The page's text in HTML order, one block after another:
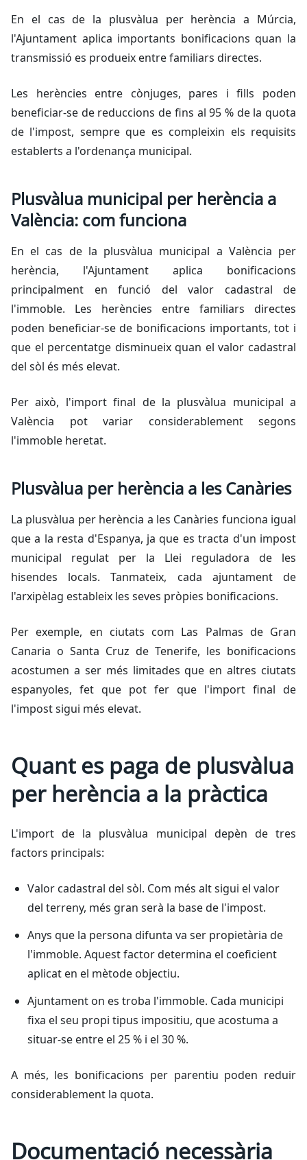
En el cas de la plusvàlua per herència a Múrcia,
l'Ajuntament aplica importants bonificacions quan la
transmissió es produeix entre familiars directes.
Les herències entre cònjuges, pares i fills poden
beneficiar-se de reduccions de fins al 95 % de la quota
de l'impost, sempre que es compleixin els requisits
establerts a l'ordenança municipal.
Plusvàlua municipal per herència a
València: com funciona
En el cas de la plusvàlua municipal a València per
herència, l'Ajuntament aplica bonificacions
principalment en funció del valor cadastral de
l'immoble. Les herències entre familiars directes
poden beneficiar-se de bonificacions importants, tot i
que el percentatge disminueix quan el valor cadastral
del sòl és més elevat.
Per això, l'import final de la plusvàlua municipal a
València pot variar considerablement segons
l'immoble heretat.
Plusvàlua per herència a les Canàries
La plusvàlua per herència a les Canàries funciona igual
que a la resta d'Espanya, ja que es tracta d'un impost
municipal regulat per la Llei reguladora de les
hisendes locals. Tanmateix, cada ajuntament de
l'arxipèlag estableix les seves pròpies bonificacions.
Per exemple, en ciutats com Las Palmas de Gran
Canaria o Santa Cruz de Tenerife, les bonificacions
acostumen a ser més limitades que en altres ciutats
espanyoles, fet que pot fer que l'import final de
l'impost sigui més elevat.
Quant es paga de plusvàlua
per herència a la pràctica
L'import de la plusvàlua municipal depèn de tres
factors principals:
Valor cadastral del sòl. Com més alt sigui el valor
del terreny, més gran serà la base de l'impost.
Anys que la persona difunta va ser propietària de
l'immoble. Aquest factor determina el coeficient
aplicat en el mètode objectiu.
Ajuntament on es troba l'immoble. Cada municipi
fixa el seu propi tipus impositiu, que acostuma a
situar-se entre el 25 % i el 30 %.
A més, les bonificacions per parentiu poden reduir
considerablement la quota.
Documentació necessària